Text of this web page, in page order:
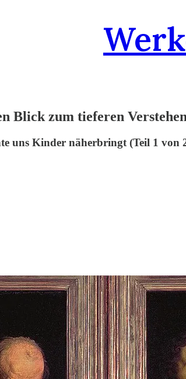
Blick zum tieferen Verstehen
uns Kinder näherbringt (Teil 1 von